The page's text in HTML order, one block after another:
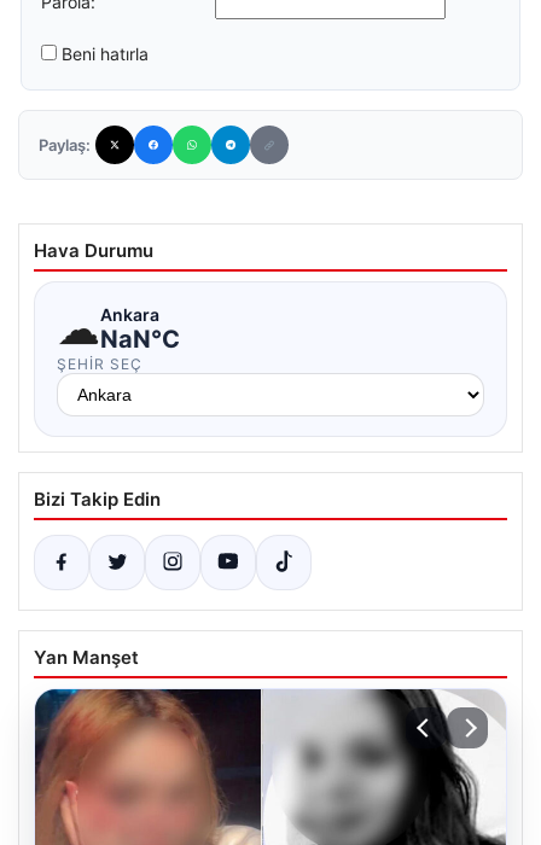
Beni hatırla
Paylaş:
Hava Durumu
☁Ankara
NaN°C
ŞEHIR SEÇ
Bizi Takip Edin
Yan Manşet